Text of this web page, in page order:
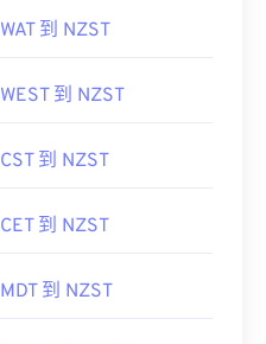
WAT 到 NZST
WEST 到 NZST
CST 到 NZST
CET 到 NZST
MDT 到 NZST